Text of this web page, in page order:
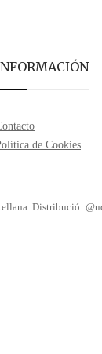
de Cookies
Distribució: